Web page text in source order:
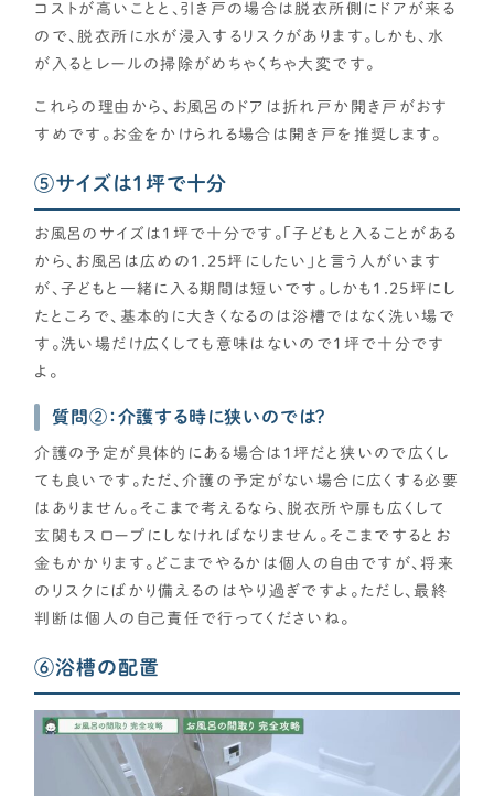
コストが高いことと、引き戸の場合は脱衣所側にドアが来る
ので、脱衣所に水が浸入するリスクがあります。しかも、水
が入るとレールの掃除がめちゃくちゃ大変です。
これらの理由から、お風呂のドアは折れ戸か開き戸がおす
すめです。お金をかけられる場合は開き戸を推奨します。
⑤サイズは1坪で十分
お風呂のサイズは1坪で十分です。「子どもと入ることがある
から、お風呂は広めの1.25坪にしたい」と言う人がいます
が、子どもと一緒に入る期間は短いです。しかも1.25坪にし
たところで、基本的に大きくなるのは浴槽ではなく洗い場で
す。洗い場だけ広くしても意味はないので1坪で十分です
よ。
質問②：介護する時に狭いのでは？
介護の予定が具体的にある場合は1坪だと狭いので広くし
ても良いです。ただ、介護の予定がない場合に広くする必要
はありません。そこまで考えるなら、脱衣所や扉も広くして
玄関もスロープにしなければなりません。そこまでするとお
金もかかります。どこまでやるかは個人の自由ですが、将来
のリスクにばかり備えるのはやり過ぎですよ。ただし、最終
判断は個人の自己責任で行ってくださいね。
⑥浴槽の配置